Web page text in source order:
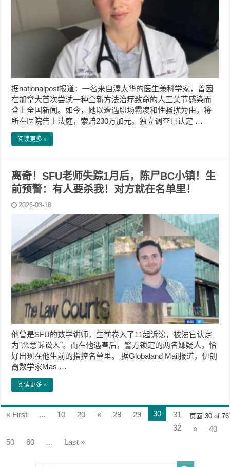
据nationalpost报道：一名来自渥太华的医生兼科学家，曾因
在加拿大首次尝试一种全新方法治疗致命的人工关节感染而
登上全国新闻。如今，她以遭遇职场霸凌和性骚扰为由，将
所在医院告上法庭，索赔230万加元。独立调查已认定 …
阅读更多 »
离奇！SFU老师失踪1月后，陈尸BC小镇！生
前预警：有人要杀我！对方就在名单里！
2026-03-18
他曾是SFU的数学讲师，生前卷入了11起诉讼，被法官认定
为”恶意诉讼人”。而在他遇害后，警方锁定的两名嫌疑人，恰
好出现在他生前的指控名单里。 据Globaland Mail报道，伊朗
裔数学家Mas …
阅读更多 »
页面 30 of 76
« First ... 10 20 « 28 29 30
31
32
»
40
50
60 ... Last »